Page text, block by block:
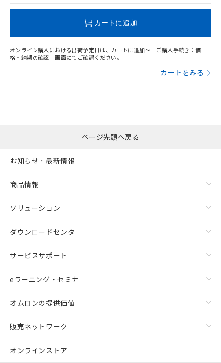
カートに追加
オンライン購入における出荷予定日は、カートに追加～「ご購入手続き：価
格・納期の確認」画面にてご確認ください。
カートをみる
ページ先頭へ戻る
お知らせ・最新情報
商品情報
ソリューション
ダウンロードセンタ
サービスサポート
eラーニング・セミナ
オムロンの提供価値
販売ネットワーク
オンラインストア